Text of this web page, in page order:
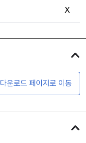
X
다운로드 페이지로 이동